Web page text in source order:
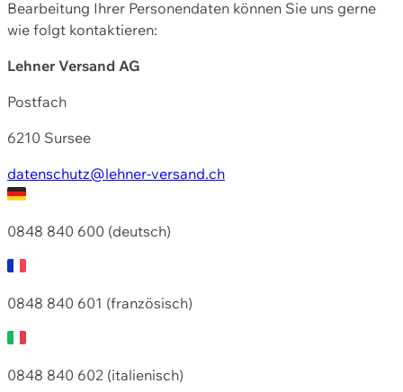
Bearbeitung Ihrer Personendaten können Sie uns gerne
wie folgt kontaktieren:
Lehner Versand AG
Postfach
6210 Sursee
datenschutz@lehner-versand.ch
0848 840 600 (deutsch)
0848 840 601 (französisch)
0848 840 602 (italienisch)